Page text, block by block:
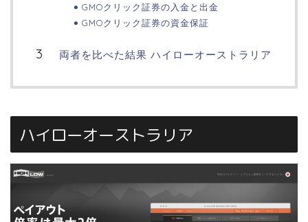
GMOクリック証券の入金と出金
GMOクリック証券の資金保証
両者を比べた結果 ハイローオーストラリア
ハイローオーストラリア